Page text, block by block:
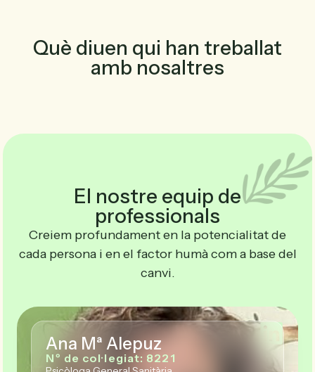
Què diuen qui han treballat
amb nosaltres
El nostre equip de
professionals
Creiem profundament en la potencialitat de
cada persona i en el factor humà com a base del
canvi.
Ana Mª Alepuz
Nº de col·legiat: 8221